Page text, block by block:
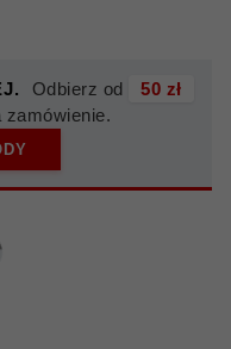
Odbierz od
50 zł
zamówienie.